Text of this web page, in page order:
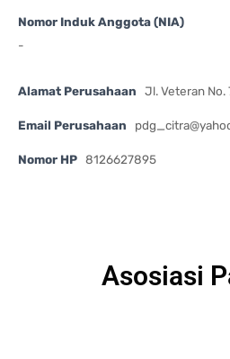
Nomor Induk Anggota (NIA)
-
Alamat Perusahaan Jl. Veteran No.
Email Perusahaan
Nomor HP 8126627895
Asosiasi